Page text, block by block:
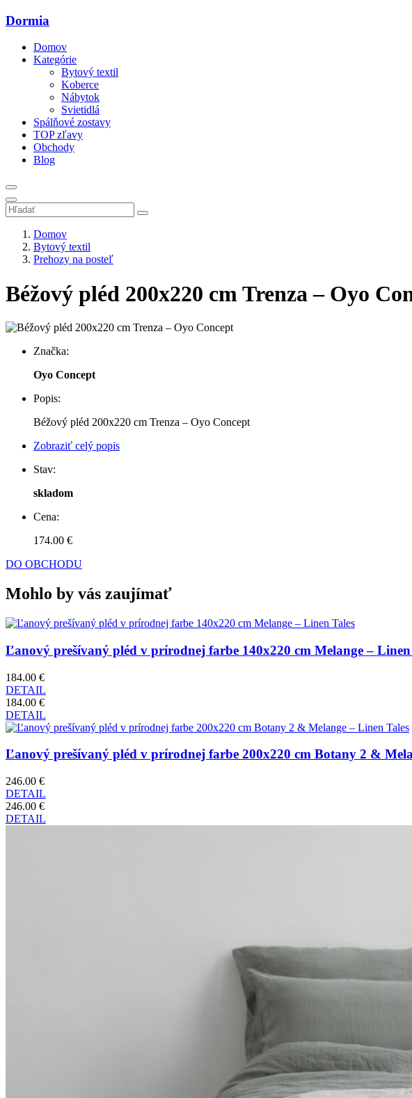
Dormia
Domov
Kategórie
Bytový textil
Koberce
Nábytok
Svietidlá
Spálňové zostavy
TOP zľavy
Obchody
Blog
Domov
Bytový textil
Prehozy na posteľ
Béžový pléd 200x220 cm Trenza – Oyo
Značka:
Oyo Concept
Popis:
Béžový pléd 200x220 cm Trenza – Oyo Concept
Zobraziť celý popis
Stav:
skladom
Cena:
174.00 €
DO OBCHODU
Mohlo by vás zaujímať
Ľanový prešívaný pléd v prírodnej farbe 140x220 cm Melange – Linen
184.00 €
DETAIL
184.00 €
DETAIL
Ľanový prešívaný pléd v prírodnej farbe 200x220 cm Botany 2 &
246.00 €
DETAIL
246.00 €
DETAIL